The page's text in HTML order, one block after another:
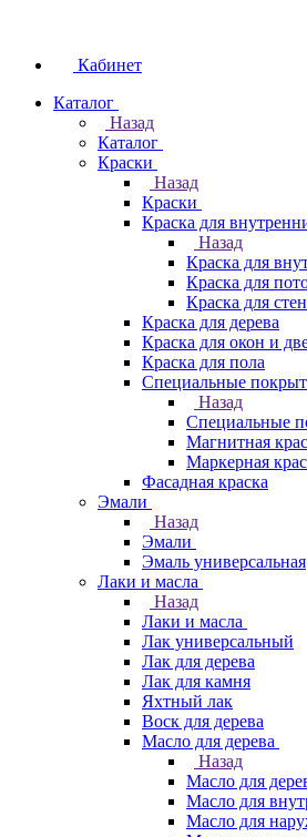
Кабинет
Каталог
Назад
Каталог
Краски
Назад
Краски
Краска для
Назад
Краска для
Краска для
Краска для
Краска для дерева
Краска для окон и
Краска для пола
Специальные
Назад
Специальные
Магнитная
Маркерная
Фасадная краска
Эмали
Назад
Эмали
Эмаль универсальная
Лаки и масла
Назад
Лаки и масла
Лак универсальный
Лак для дерева
Лак для камня
Яхтный лак
Воск для дерева
Масло для дерева
Назад
Масло для
Масло для
Масло для